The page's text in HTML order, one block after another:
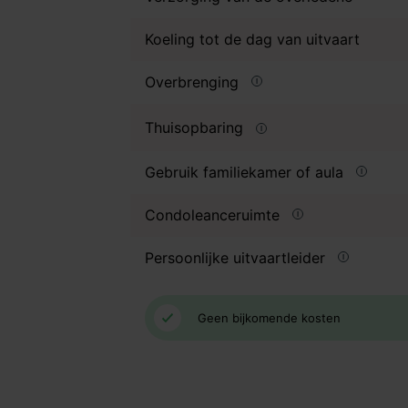
Koeling tot de dag van uitvaart
Overbrenging
Thuisopbaring
Gebruik familiekamer of aula
Condoleanceruimte
Persoonlijke uitvaartleider
Geen bijkomende kosten